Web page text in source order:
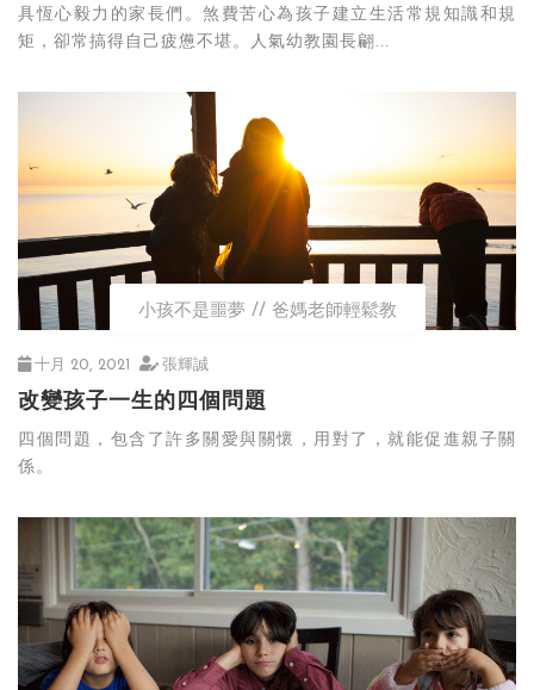
具恆心毅力的家長們。煞費苦心為孩子建立生活常規知識和規
矩，卻常搞得自己疲憊不堪。人氣幼教園長翩...
小孩不是噩夢 爸媽老師輕鬆教
十月 20, 2021 張輝誠
改變孩子一生的四個問題
四個問題，包含了許多關愛與關懷，用對了，就能促進親子關
係。